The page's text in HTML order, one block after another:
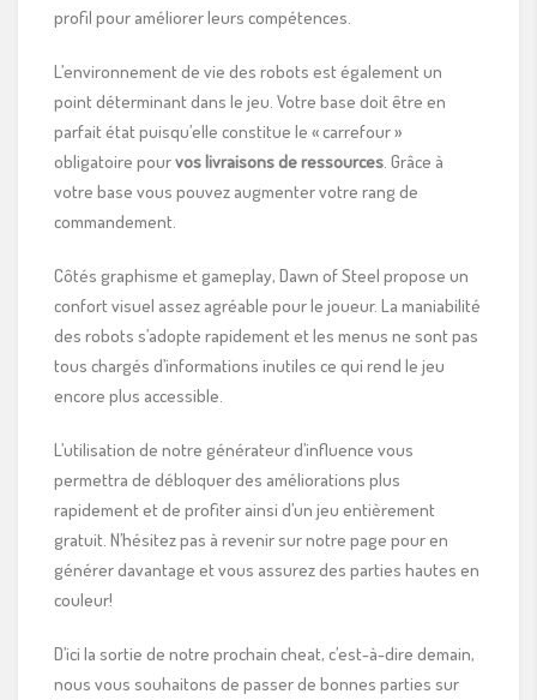
profil pour améliorer leurs compétences.
L’environnement de vie des robots est également un
point déterminant dans le jeu. Votre base doit être en
parfait état puisqu’elle constitue le « carrefour »
obligatoire pourvos livraisons de ressources . Grâce à
votre base vous pouvez augmenter votre rang de
commandement.
Côtés graphisme et gameplay, Dawn of Steel propose un
confort visuel assez agréable pour le joueur. La maniabilité
des robots s’adopte rapidement et les menus ne sont pas
tous chargés d’informations inutiles ce qui rend le jeu
encore plus accessible.
L’utilisation de notre générateur d’influence vous
permettra de débloquer des améliorations plus
rapidement et de profiter ainsi d’un jeu entièrement
gratuit. N’hésitez pas à revenir sur notre page pour en
générer davantage et vous assurez des parties hautes en
couleur!
D’ici la sortie de notre prochain cheat, c’est-à-dire demain,
nous vous souhaitons de passer de bonnes parties sur